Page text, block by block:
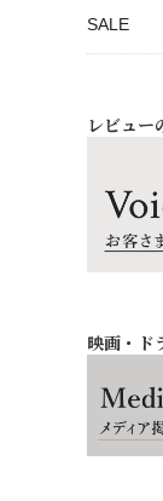
結婚
お祝
オフィ
授乳
バッ
ファ
ベビー
SALE
レビュー
映画・ド